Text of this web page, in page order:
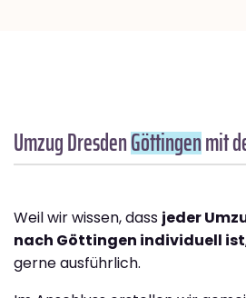
Umzug DresdenGöttingenmit
Weil wir wissen, dass jeder
nach Göttingen individuell ist
gerne ausführlich.